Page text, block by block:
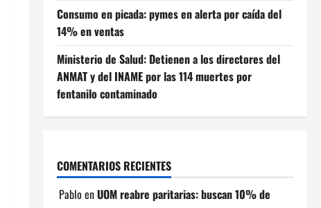
Consumo en picada: pymes en alerta por caída del
14% en ventas
Ministerio de Salud: Detienen a los directores del
ANMAT y del INAME por las 114 muertes por
fentanilo contaminado
COMENTARIOS RECIENTES
Pablo enUOM reabre paritarias: buscan 10% de